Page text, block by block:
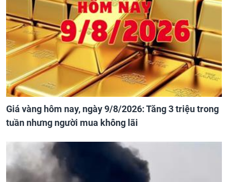
Giá vàng hôm nay, ngày 9/8/2026: Tăng 3 triệu trong
tuần nhưng người mua không lãi